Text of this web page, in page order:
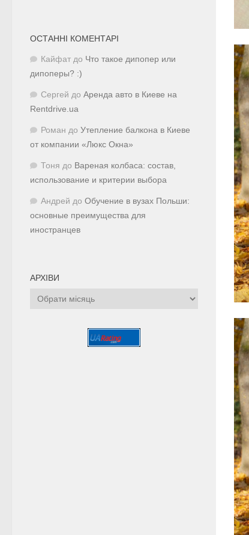
ОСТАННІ КОМЕНТАРІ
Кайфат до Что такое дипопер или
дипоперы? :)
Сергей до Аренда авто в Киеве на
Rentdrive.ua
Роман до Утепление балкона в Киеве
от компании «Люкс Окна»
Тоня до Вареная колбаса: состав,
использование и критерии выбора
Андрей до Обучение в вузах Польши:
основные преимущества для
иностранцев
АРХІВИ
Архіви